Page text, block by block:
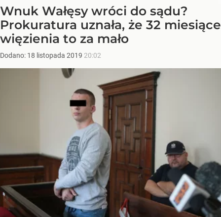
Wnuk Wałęsy wróci do sądu?
Prokuratura uznała, że 32 miesiące
więzienia to za mało
Dodano: 18 listopada 2019 20:02